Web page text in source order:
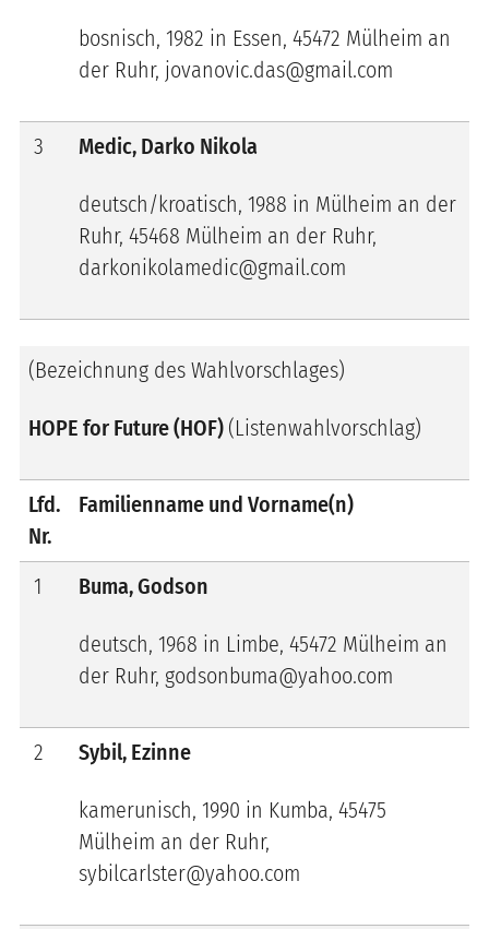
bosnisch, 1982 in Essen, 45472 Mülheim an
der Ruhr, jovanovic.das@gmail.com
3 Medic, Darko Nikola
deutsch/kroatisch, 1988 in Mülheim an der
Ruhr, 45468 Mülheim an der Ruhr,
darkonikolamedic@gmail.com
(Bezeichnung des Wahlvorschlages)
HOPE for Future (HOF) (Listenwahlvorschlag)
Lfd.
Nr.
Familienname und Vorname(n)
1 Buma, Godson
deutsch, 1968 in Limbe, 45472 Mülheim an
der Ruhr, godsonbuma@yahoo.com
2 Sybil, Ezinne
kamerunisch, 1990 in Kumba, 45475
Mülheim an der Ruhr,
sybilcarlster@yahoo.com